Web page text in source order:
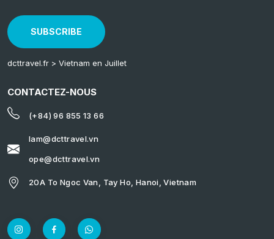
SUBSCRIBE
dcttravel.fr > Vietnam en Juillet
CONTACTEZ-NOUS
(+84) 96 855 13 66
lam@dcttravel.vn
ope@dcttravel.vn
20A To Ngoc Van, Tay Ho, Hanoi, Vietnam